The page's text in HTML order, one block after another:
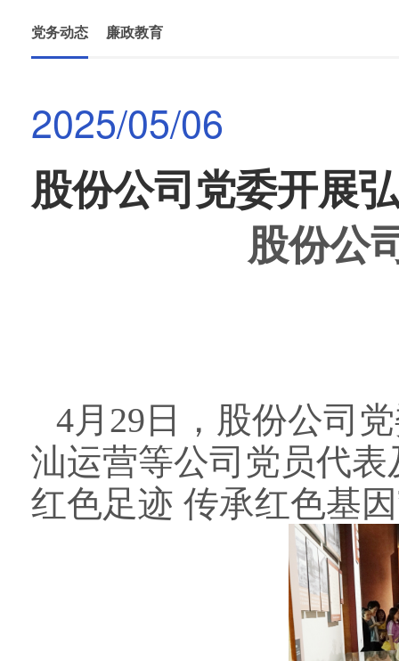
党务动态 廉政教育
2025/05/06
股份公司党委开展
股份公
4月 29 日，股份公司
汕运营等公司党员代表
红色足迹 传承红色基